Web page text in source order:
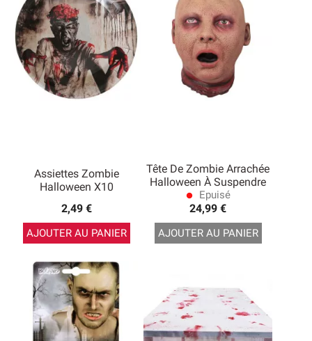
Assiettes Zombie
Halloween X10
2,49 €
AJOUTER AU PANIER
Tête De Zombie Arrachée
Halloween À Suspendre
lens Epuisé
24,99 €
AJOUTER AU PANIER